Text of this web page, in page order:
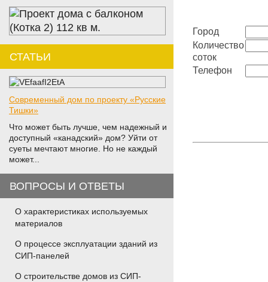
СТАТЬИ
Современный дом по проекту «Русские
Тишки»
Что может быть лучше, чем надежный и
доступный «канадский» дом? Уйти от
суеты мечтают многие. Но не каждый
может...
ВОПРОСЫ И ОТВЕТЫ
О характеристиках используемых
материалов
О процессе эксплуатации зданий из
СИП-панелей
О строительстве домов из СИП-
Город
Количество
соток
Телефон